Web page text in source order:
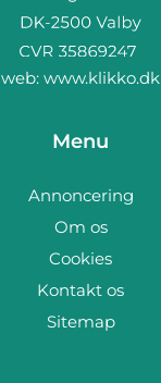
web: www.klikko.dk
Menu
Annoncering
Om os
Cookies
Kontakt os
Sitemap